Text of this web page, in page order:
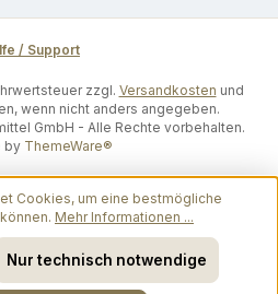
/ Support
zzgl. Versandkosten und
wenn nicht anders angegeben.
GmbH - Alle Rechte vorbehalten.
by ThemeWare®
Cookies, um eine bestmögliche
Mehr Informationen ...
Nur technisch notwendige